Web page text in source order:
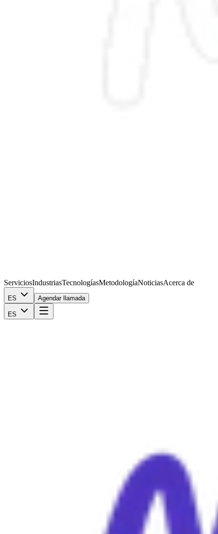
ServiciosIndustriasTecnologíasMetodologíaNoticiasAcerca de
ES Agendar llamada
ES